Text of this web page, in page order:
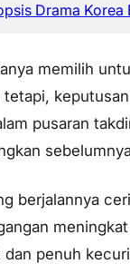
Drama
memilih
tetapi,
pusaran
berjalannya
dan penuh